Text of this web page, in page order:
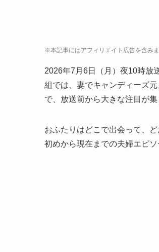
※本記事にはアフィリエイト広告を含みま
2026年7月6日（月）夜10時放
組では、妻でキャンディーズ
で、放送前から大きな注目が集
おふたりはどこで出会って、
初めから現在までの夫婦エピ